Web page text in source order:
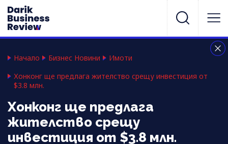
Начало Бизнес Новини
Имоти
Хонконг ще предлага жителство срещу инвестиция от
$3.8 млн.
Хонконг ще предлага
жителство срещу
инвестиция от $3.8 млн.